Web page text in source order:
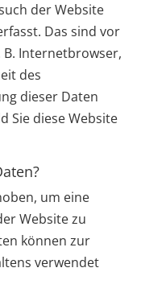
der Website
Das sind vor
B. Internetbrowser,
des
dieser Daten
Sie diese Website
um eine
Website zu
können zur
verwendet